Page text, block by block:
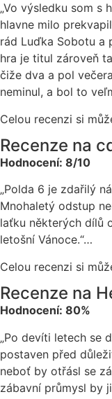
„Vo výsledku som s
hlavne milo
rád Luďka Sobotu a
hra je titul zároveň
čiže dva a pol
neminul, a bol to
Celou recenzi si
Recenze na
Hodnocení: 8/10
„Polda 6 je zdařilý
Mnohaletý odstup
laťku některých dílů
letošní Vánoce.“…
Celou recenzi si
Recenze na
Hodnocení: 80%
„Po devíti letech se
postaven před
neboť by otřásl se
zábavní průmysl by